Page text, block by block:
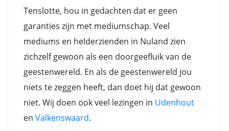
Tenslotte, hou in gedachten dat er geen
garanties zijn met mediumschap. Veel
mediums en helderzienden in Nuland zien
zichzelf gewoon als een doorgeefluik van de
geestenwereld. En als de geestenwereld jou
niets te zeggen heeft, dan doet hij dat gewoon
niet. Wij doen ook veel lezingen in Udenhout
en Valkenswaard.